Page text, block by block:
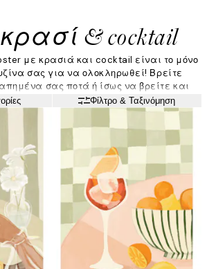
κρασί & cocktail
με κρασιά και cocktail είναι το μόνο
σας για να ολοκληρωθεί! Βρείτε
σας ποτά ή ίσως να βρείτε και
ποτό. Τα poster με κρασιά ή cocktail θα
μόδα για τα επόμενα χρόνια, ειδικά
συνταγή cocktail.
Φίλτρο & Ταξινόμηση